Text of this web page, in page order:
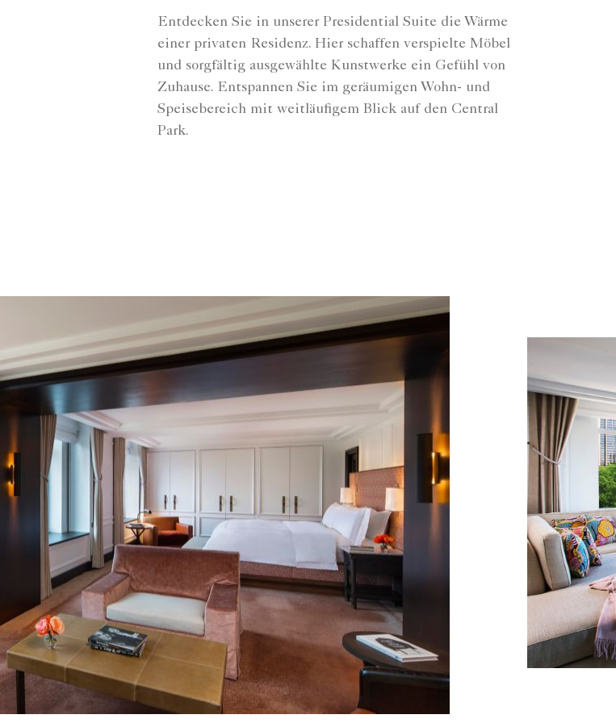
Entdecken Sie in unserer Presidential Suite die Wärme
einer privaten Residenz. Hier schaffen verspielte Möbel
und sorgfältig ausgewählte Kunstwerke ein Gefühl von
Zuhause. Entspannen Sie im geräumigen Wohn- und
Speisebereich mit weitläufigem Blick auf den Central
Park.